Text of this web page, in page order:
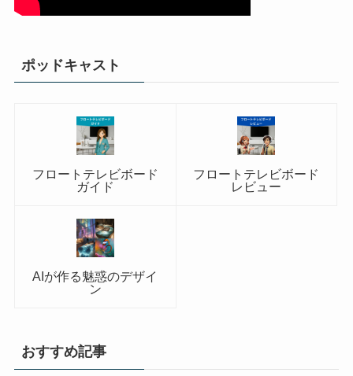
ポッドキャスト
フロートテレビボード
ガイド
フロートテレビボード
レビュー
AIが作る魅惑のデザイ
ン
おすすめ記事